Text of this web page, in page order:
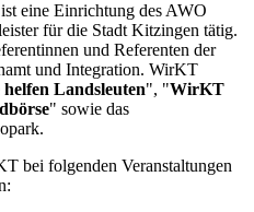
eine Einrichtung des AWO
für die Stadt Kitzingen tätig.
und Referenten der
und Integration. WirKT
Landsleuten", "WirKT
" sowie das
bei folgenden Veranstaltungen